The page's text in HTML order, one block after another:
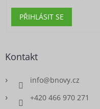
PŘIHLÁSIT SE
Kontakt
info@bnovy.cz
+420 466 970 271